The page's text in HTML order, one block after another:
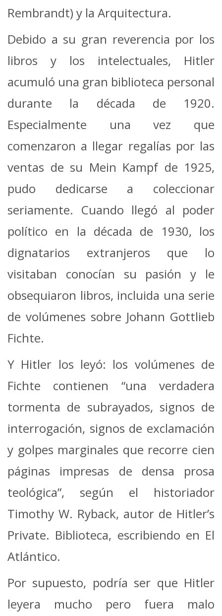
Rembrandt) y la Arquitectura.
Debido a su gran reverencia por los
libros y los intelectuales, Hitler
acumuló una gran biblioteca personal
durante la década de 1920.
Especialmente una vez que
comenzaron a llegar regalías por las
ventas de su Mein Kampf de 1925,
pudo dedicarse a coleccionar
seriamente. Cuando llegó al poder
político en la década de 1930, los
dignatarios extranjeros que lo
visitaban conocían su pasión y le
obsequiaron libros, incluida una serie
de volúmenes sobre Johann Gottlieb
Fichte.
Y Hitler los leyó: los volúmenes de
Fichte contienen “una verdadera
tormenta de subrayados, signos de
interrogación, signos de exclamación
y golpes marginales que recorre cien
páginas impresas de densa prosa
teológica”, según el historiador
Timothy W. Ryback, autor de Hitler’s
Private. Biblioteca, escribiendo en El
Atlántico.
Por supuesto, podría ser que Hitler
leyera mucho pero fuera malo